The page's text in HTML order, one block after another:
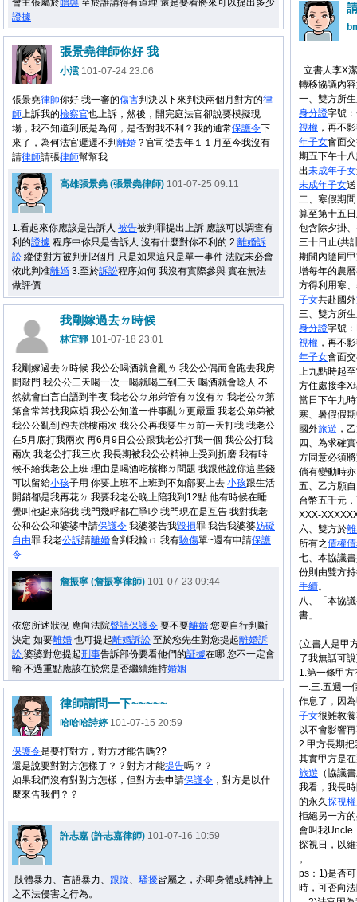
會主張屬於贈與 至於誰講得有道理 還是要看將來可以提出多少
證據
立書人李X
轉移協議內
一、雙方所
身分證字號
視權 ，再不
年子女會面
期五下午十
出未成年子女
未成年子女
二、寒假期
算至第十五
包含除夕掛
三十日止(共
期間內隨同
增每年的農
方得利用寒
子女共赴國外
三、雙方所
身分證字號
視權 ，再不
年子女會面
上九點時起
方住處接李X
當日下午九
寒、暑假假
國外旅遊 ，
四、為求確
方同意必須
倘有變動時
五、乙方願
台幣五千元
XXX-
六、雙方於
所有之債權
七、本協議
份則由雙方
手續。
八、「本協
書」
(立書人是甲
了我無話可
1.第一條甲
一.三.五週一
作息了，因
子女很難教
以不會影響
2.甲方長期
其實甲方是
旅遊 （協議
我看，我長
的永久探視權
拒絕另一方
會叫我Uncle
探視日，以
。
ps：1)是否
時，可否向
張景堯律師你好 我
小澐 101-07-24 23:06
張景堯律師你好 我一審的傷害判決以下來判決兩個月對方的律
師上訴我的檢察官也上訴，然後，開完庭法官卻說要模擬現
場，我不知道到底是為何，是否對我不利？我的通常保護令下
來了，為何法官遲遲不判 離婚 ？官司從去年１１月至今我沒有
請律師請張律師幫幫我
高雄張景堯 (張景堯律師) 101-07-25 09:11
1.看起來你應該是告訴人 被告被判罪提出上訴 應該可以調查有
利的證據 程序中你只是告訴人 沒有什麼對你不利的 2.離婚訴
訟 縱使對方被判刑2個月 只是如果這只是單一事件 法院未必會
依此判准離婚 3.至於訴訟程序如何 我沒有實際參與 實在無法
做評價
我剛嫁過去ㄉ時候
林宜靜 101-07-18 23:01
我剛嫁過去ㄉ時候 我公公喝酒就會亂ㄌ 我公公偶而會跑去我房
間敲門 我公公三天喝一次一喝就喝二到三天 喝酒就會唸人 不
然就會自言自語到半夜 我老公ㄉ弟弟管有ㄉ沒有ㄉ 我老公ㄉ第
第會常常找我麻煩 我公公知道一件事亂ㄉ更嚴重 我老公弟弟被
我公公亂到跑去跳樓兩次 我公公再我要生ㄉ前一天打我 我老公
在5月底打我兩次 再6月9日公公跟我老公打我一個 我公公打我
兩次 我老公打我三次 我長期被我公公精神上受到折磨 我有時
候不給我老公上班 理由是喝酒吃檳榔ㄉ問題 我跟他說你這些錢
可以留給小孩子用 你要上班不上班到不如部要上去 小孩跟生活
開銷都是我再花ㄉ 我要我老公晚上陪我到12點 他有時候在睡
覺叫他起來陪我 我門幾呼都在爭吵 我門現在是互告 我對我老
公和公公和婆婆申請保護令 我婆婆告我毀損罪 我告我婆婆妨礙
自由罪 我老公訴請離婚會判我輸ㄇ 我有驗傷單~還有申請保護
令
詹振寧 (詹振寧律師) 101-07-23 09:44
依您所述狀況 應向法院聲請保護令 要不要離婚 您要自行判斷
決定 如要離婚 也可提起離婚訴訟 至於您先生對您提起離婚訴
訟,婆婆對您提起刑事告訴部份要看他們的証據在哪 您不一定會
輸 不過重點應該在於您是否繼續維持婚姻
律師請問一下~~~~~
哈哈哈詩婷 101-07-15 20:59
保護令是要打對方，對方才能告嗎??
還是說要對對方怎樣了？？對方才能提告嗎？？
如果我們沒有對對方怎樣，但對方去申請保護令 ，對方是以什
麼來告我們？？
許志嘉 (許志嘉律師) 101-07-16 10:59
肢體暴力、言語暴力、 跟蹤、騷擾皆屬之，亦即身體或精神上
之不法侵害之行為。